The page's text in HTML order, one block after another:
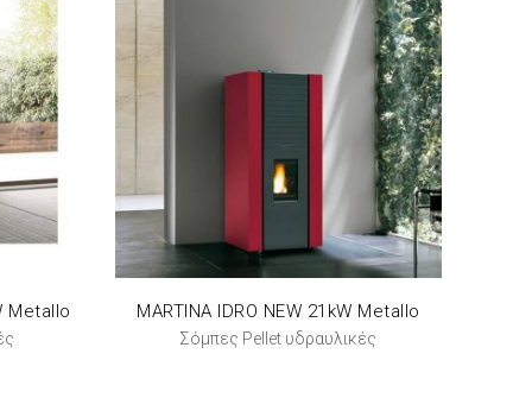
Metallo MARTINA IDRO NEW 21kW Metallo
Σόμπες Pellet υδραυλικές